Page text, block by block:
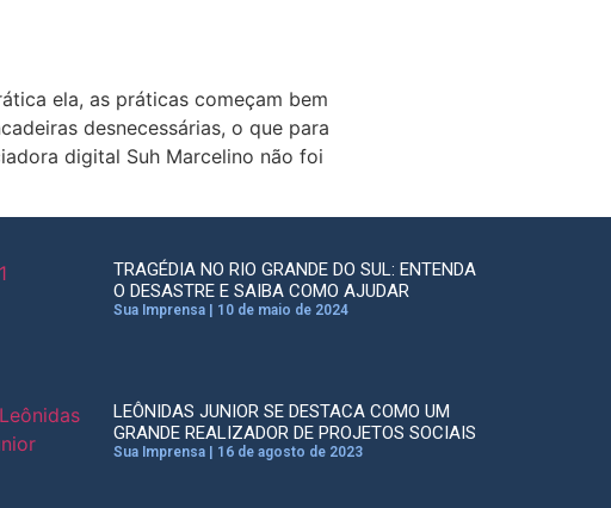
ela, as práticas começam bem
desnecessárias, o que para
digital Suh Marcelino não foi
TRAGÉDIA NO RIO GRANDE DO SUL: ENTENDA
O DESASTRE E SAIBA COMO AJUDAR
Sua Imprensa 10 de maio de 2024
LEÔNIDAS JUNIOR SE DESTACA COMO UM
GRANDE REALIZADOR DE PROJETOS SOCIAIS
Sua Imprensa 16 de agosto de 2023